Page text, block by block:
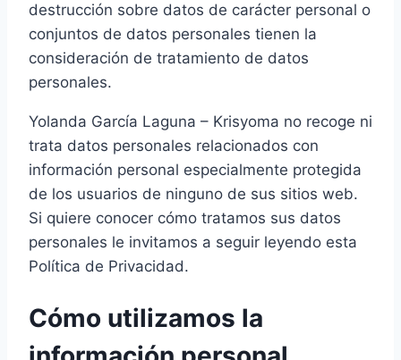
destrucción sobre datos de carácter personal o
conjuntos de datos personales tienen la
consideración de tratamiento de datos
personales.
Yolanda García Laguna – Krisyoma no recoge ni
trata datos personales relacionados con
información personal especialmente protegida
de los usuarios de ninguno de sus sitios web.
Si quiere conocer cómo tratamos sus datos
personales le invitamos a seguir leyendo esta
Política de Privacidad.
Cómo utilizamos la